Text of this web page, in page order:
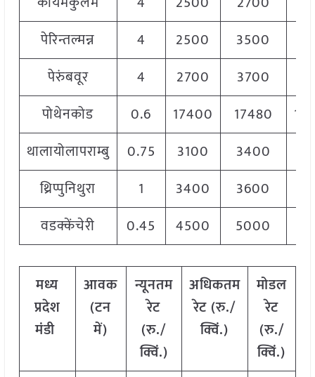
पेरिन्तल्मन्न
4 2500 3500
पेरुंबवूर
4 2700 3700
पोथेनकोड
0.6 17400 17480
थालायोलापराम्बु
0.75 3100 3400
थ्रिप्पुनिथुरा
1 3400 3600
वडक्केंचेरी
0.45 4500 5000
मध्य
प्रदेश
मंडी
आवक
(टन
में)
न्यूनतम
रेट
(रु./
क्विं.)
अधिकतम
रेट (रु./
क्विं.)
मोडल
रेट
(रु./
क्विं.)